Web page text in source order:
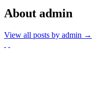
About admin
View all posts by admin →